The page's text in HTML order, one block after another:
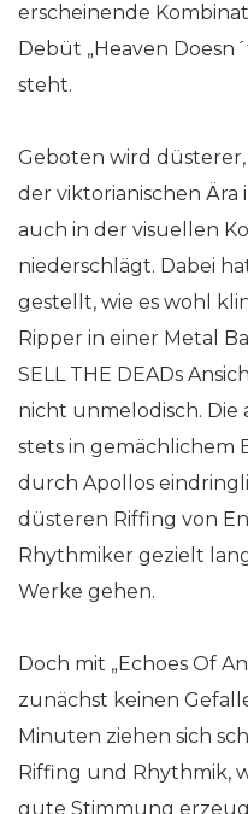
erscheinende
Debüt „Heaven
steht.
Geboten wird
der viktorianischen Ära
auch in der visuellen
niederschlägt. Dabei
gestellt, wie es wohl
Ripper in einer Metal
SELL THE DEADs
nicht unmelodisch. Die
stets in gemächlichem
durch Apollos
düsteren Riffing von
Rhythmiker gezielt
Werke gehen.
Doch mit „Echoes Of
zunächst keinen
Minuten ziehen sich
Riffing und Rhythmik,
gute Stimmung